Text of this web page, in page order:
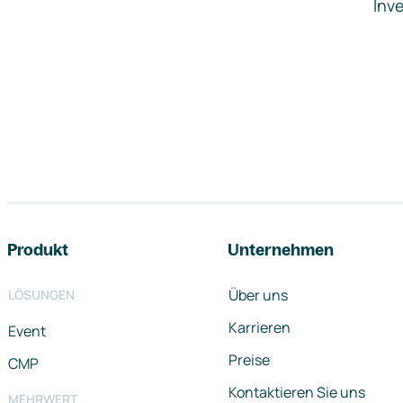
Produkt
LÖSUNGEN
Event
CMP
MEHRWERT
Unternehmen
Über uns
Karrieren
Preise
Kontaktieren Sie uns